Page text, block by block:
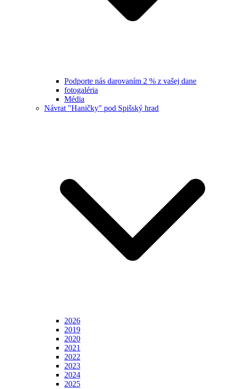
Podporte nás darovaním 2 % z vašej dane
fotogaléria
Média
Návrat "Haničky" pod Spišský hrad
2026
2019
2020
2021
2022
2023
2024
2025